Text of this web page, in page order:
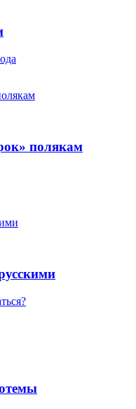
полякам